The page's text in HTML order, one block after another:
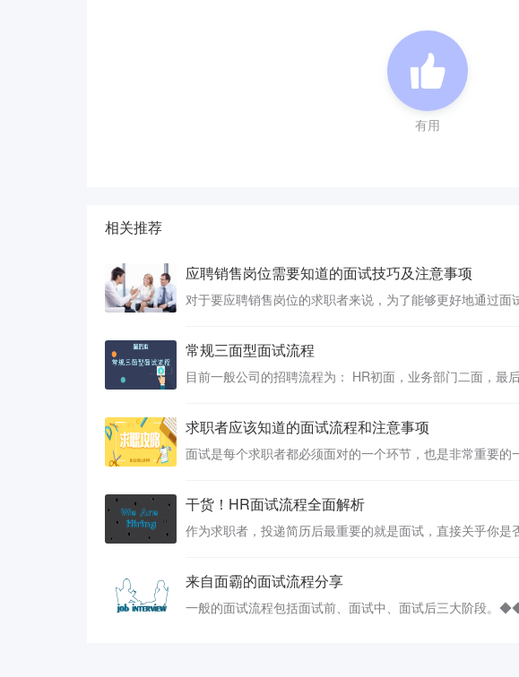
有用
相关推荐
应聘销售岗位需要知道的面试技巧及注意事项
常规三面型面试流程
求职者应该知道的面试流程和注意事项
干货！HR面试流程全面解析
来自面霸的面试流程分享